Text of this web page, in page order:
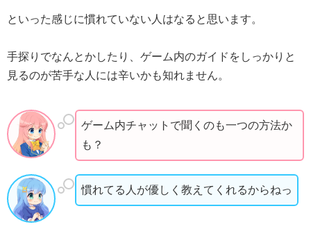
といった感じに慣れていない人はなると思います。
手探りでなんとかしたり、ゲーム内のガイドをしっかりと
見るのが苦手な人には辛いかも知れません。
ゲーム内チャットで聞くのも一つの方法か
も？
慣れてる人が優しく教えてくれるからねっ